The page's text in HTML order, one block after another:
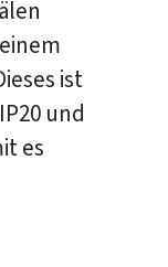
ist
und
es